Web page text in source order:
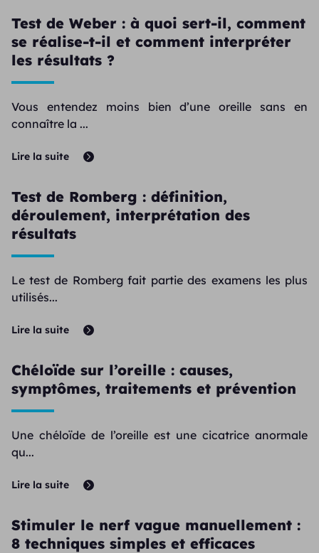
Test de Weber : à quoi sert-il, comment
se réalise-t-il et comment interpréter
les résultats ?
Vous entendez moins bien d’une oreille sans en
connaître la ...
Lire la suite
Test de Romberg : définition,
déroulement, interprétation des
résultats
Le test de Romberg fait partie des examens les plus
utilisés...
Lire la suite
Chéloïde sur l’oreille : causes,
symptômes, traitements et prévention
Une chéloïde de l’oreille est une cicatrice anormale
qu...
Lire la suite
Stimuler le nerf vague manuellement :
8 techniques simples et efficaces